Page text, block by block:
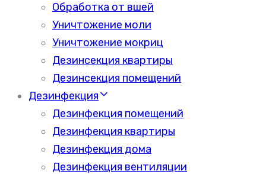
Обработка от вшей
Уничтожение моли
Уничтожение мокриц
Дезинсекция квартиры
Дезинсекция помещений
Дезинфекция
Дезинфекция помещений
Дезинфекция квартиры
Дезинфекция дома
Дезинфекция вентиляции